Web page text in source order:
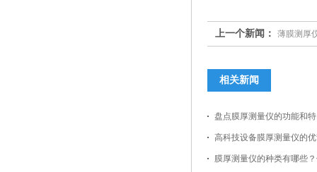
上一个新闻： 薄膜测厚
相关新闻
盘点膜厚测量仪的功能和
高科技设备膜厚测量仪的
膜厚测量仪的种类有哪些